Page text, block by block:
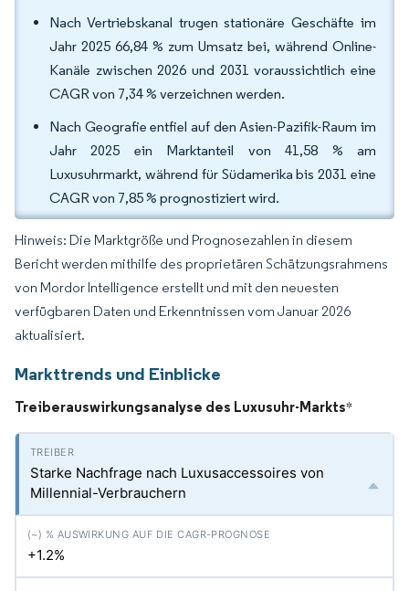
Nach Vertriebskanal trugen stationäre Geschäfte im
Jahr 2025 66,84 % zum Umsatz bei, während Online-
Kanäle zwischen 2026 und 2031 voraussichtlich eine
CAGR von 7,34 % verzeichnen werden.
Nach Geografie entfiel auf den Asien-Pazifik-Raum im
Jahr 2025 ein Marktanteil von 41,58 % am
Luxusuhrmarkt, während für Südamerika bis 2031 eine
CAGR von 7,85 % prognostiziert wird.
Hinweis: Die Marktgröße und Prognosezahlen in diesem
Bericht werden mithilfe des proprietären Schätzungsrahmens
von Mordor Intelligence erstellt und mit den neuesten
verfügbaren Daten und Erkenntnissen vom Januar 2026
aktualisiert.
Markttrends und Einblicke
Treiberauswirkungsanalyse des Luxusuhr-Markts*
Starke Nachfrage nach Luxusaccessoires von
Millennial-Verbrauchern
+1.2%